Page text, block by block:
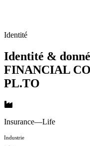
Identité
Identité &
FINANCIAL
PL.TO
Insurance—Life
Industrie